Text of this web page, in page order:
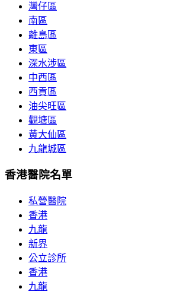
灣仔區
南區
離島區
東區
深水涉區
中西區
西貢區
油尖旺區
觀塘區
黃大仙區
九龍城區
香港醫院名單
私營醫院
香港
九龍
新界
公立診所
香港
九龍